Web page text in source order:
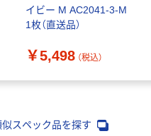
イビー M AC2041-3-M
1枚（直送品）
￥5,498 （税込）
似スペック品を探す